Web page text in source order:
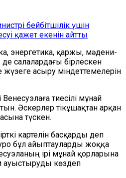
бейбітшілік үшін
қажет екенін айтты
энергетика, қаржы, мәдени-
салалардағы бірлескен
асыру міндеттемелерін
тиесілі мұнай
Әскерлер тікұшақтан арқан
түскен.
картелін басқарды деп
бұл айыптауларды жоққа
ірі мұнай қорларына
көздеп